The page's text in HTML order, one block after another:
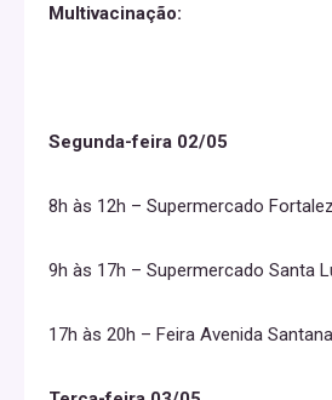
Multivacinação:
Segunda-feira 02/05
8h às 12h – Supermercado
9h às 17h – Supermercado Santa
17h às 20h – Feira Avenida Santana